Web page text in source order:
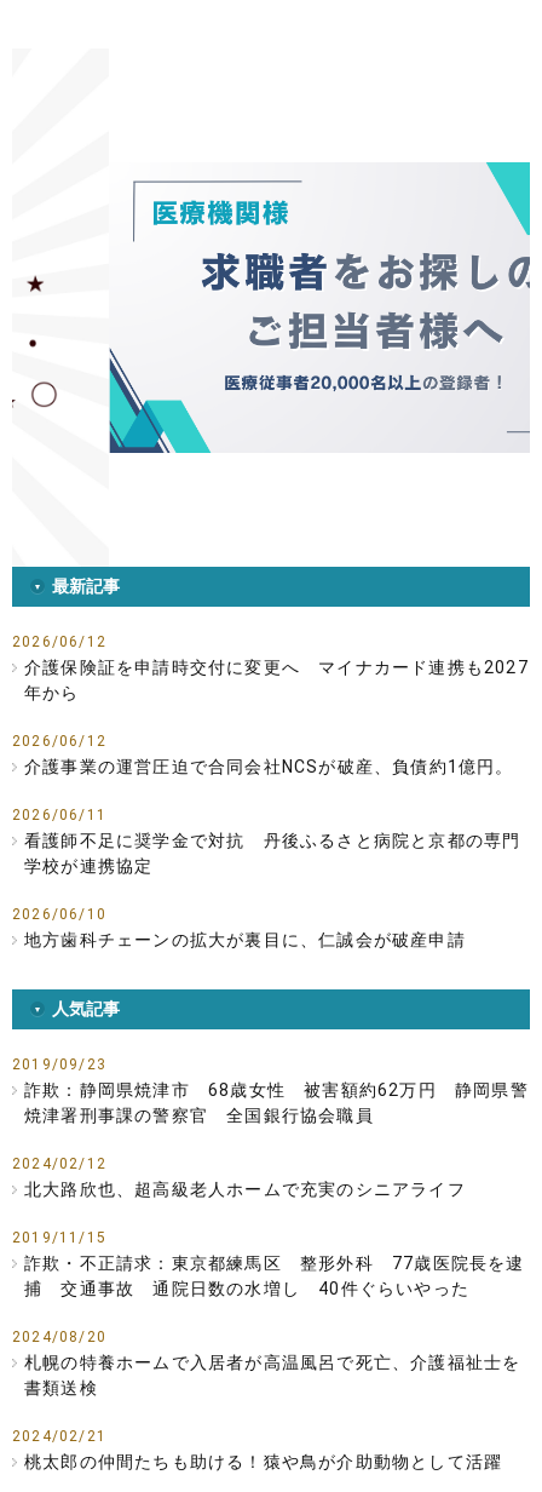
最新記事
2026/06/12
介護保険証を申請時交付に変更へ マイナカード連携も2027
年から
2026/06/12
介護事業の運営圧迫で合同会社NCSが破産、負債約1億円。
2026/06/11
看護師不足に奨学金で対抗 丹後ふるさと病院と京都の専門
学校が連携協定
2026/06/10
地方歯科チェーンの拡大が裏目に、仁誠会が破産申請
人気記事
2019/09/23
詐欺：静岡県焼津市 68歳女性 被害額約62万円 静岡県警
焼津署刑事課の警察官 全国銀行協会職員
2024/02/12
北大路欣也、超高級老人ホームで充実のシニアライフ
2019/11/15
詐欺・不正請求：東京都練馬区 整形外科 77歳医院長を逮
捕 交通事故 通院日数の水増し 40件ぐらいやった
2024/08/20
札幌の特養ホームで入居者が高温風呂で死亡、介護福祉士を
書類送検
2024/02/21
桃太郎の仲間たちも助ける！猿や鳥が介助動物として活躍